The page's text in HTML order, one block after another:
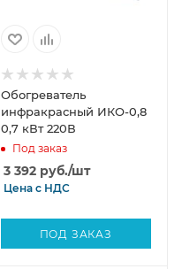
Обогреватель
инфракрасный ИКО-0,8
0,7 кВт 220В
Под заказ
3 392руб./шт
Цена с НДС
ПОД ЗАКАЗ